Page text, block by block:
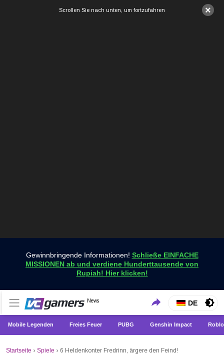
×
Scrollen Sie nach unten, um fortzufahren
Gewinnbringende Informationen! Schließe EINFACHE
MISSIONEN ab und verdiene Hunderttausende von
Rupiah! Hier klicken!
VCGamers-Neuigkeiten
News
Holen Sie sich die neuesten Spielnachrichten nur bei
VCGamers
DE
Mobile Legenden Freies Feuer PUBG Genshin Impact
Startseite › Spiele › 6 Heldenkonter Fredrinn, ärgere den Feind!